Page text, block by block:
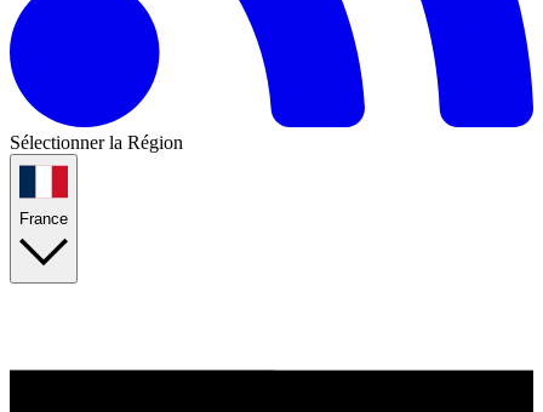
Sélectionner la Région
France